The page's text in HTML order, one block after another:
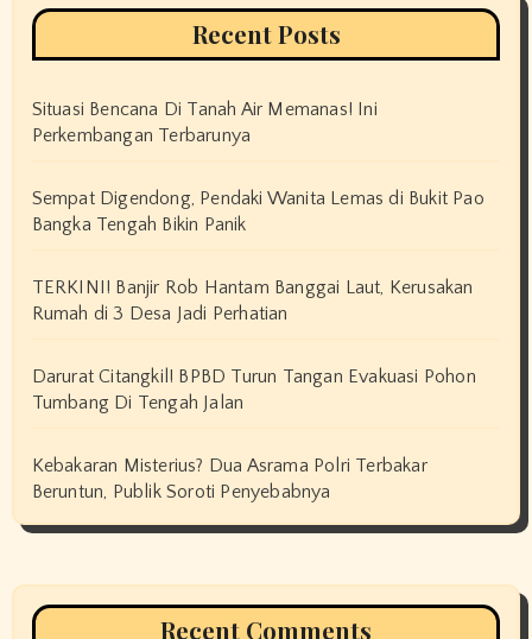
Recent Posts
Situasi Bencana Di Tanah Air Memanas! Ini
Perkembangan Terbarunya
Sempat Digendong, Pendaki Wanita Lemas di Bukit Pao
Bangka Tengah Bikin Panik
TERKINI! Banjir Rob Hantam Banggai Laut, Kerusakan
Rumah di 3 Desa Jadi Perhatian
Darurat Citangkil! BPBD Turun Tangan Evakuasi Pohon
Tumbang Di Tengah Jalan
Kebakaran Misterius? Dua Asrama Polri Terbakar
Beruntun, Publik Soroti Penyebabnya
Recent Comments